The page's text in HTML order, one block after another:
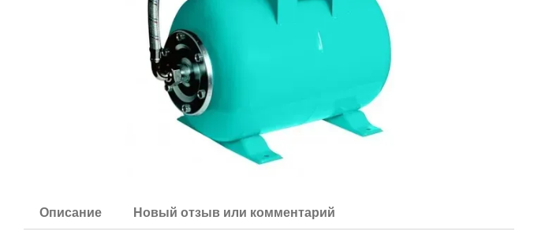
Описание Новый отзыв или комментарий